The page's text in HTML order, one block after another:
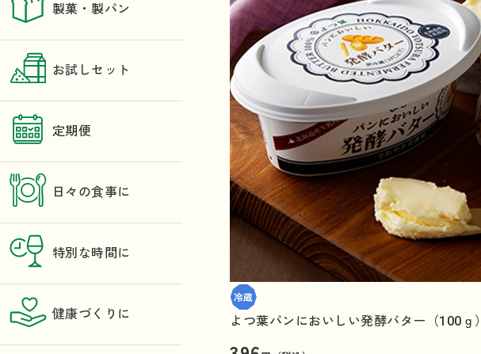
製菓・製パン
お試しセット
定期便
日々の食事に
特別な時間に
健康づくりに よつ葉パンにおいしい発酵バター（100ｇ）